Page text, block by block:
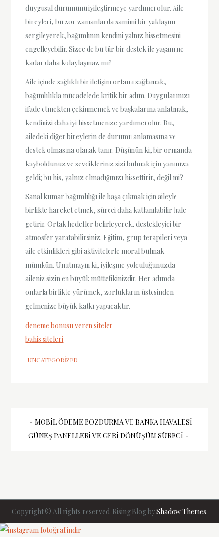
duygusal durumunu iyileştirmeye yardımcı olur. Aile
bireyleri, bu zor zamanlarda samimi bir yaklaşım
sergileyerek, bağımlının kendini yalnız hissetmesini
engelleyebilir. Sizce de bu tür bir destek ile yaşam ne
kadar daha kolaylaşmaz mı?
Aile içinde sağlıklı bir iletişim ortamı sağlamak,
bağımlılıkla mücadelede kritik bir adım. Duygularınızı
ifade etmekten çekinmemek ve başkalarına anlatmak,
kendinizi daha iyi hissetmenize yardımcı olur. Bu,
ailedeki diğer bireylerin de durumu anlamasına ve
destek olmasına olanak tanır. Düşünün ki, bir ormanda
kayboldunuz ve sevdikleriniz sizi bulmak için yanınıza
geldi; bu his, yalnız olmadığınızı hissettirir, değil mi?
Sanal kumar bağımlılığı ile başa çıkmak için aileyle
birlikte hareket etmek, süreci daha katlanılabilir hale
getirir. Ortak hedefler belirleyerek, destekleyici bir
atmosfer yaratabilirsiniz. Eğitim, grup terapileri veya
aile etkinlikleri gibi aktivitelerle moral bulmak
mümkün. Unutmayın ki, iyileşme yolculuğunuzda
aileniz sizin en büyük müttefikinizdir. Her adımda
onlarla birlikte yürümek, zorlukların üstesinden
gelmenize büyük katkı yapacaktır.
deneme bonusu veren siteler
bahis siteleri
UNCATEGORIZED
Yazı
MOBIL ÖDEME BOZDURMA VE BANKA HAVALESI
GÜNEŞ PANELLERI VE GERI DÖNÜŞÜM SÜRECI
Copyright © All rights reserved. Rising Blog byShadow Themes.